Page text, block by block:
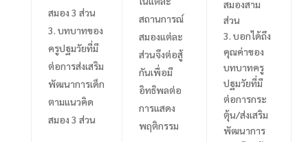
สมอง 3 ส่วน
บทบาทของ
ครูปฐมวัยที่มี
ต่อการส่งเสริม
พัฒนาการเด็ก
ตามแนวคิด
สมอง 3 ส่วน
สถานการณ์
สมองแต่ละ
ส่วนจึงต่อสู้
กันเพื่อมี
อิทธิพลต่อ
การแสดง
พฤติกรรม
สมองสาม
ส่วน
3. บอกได้ถึง
คุณค่าของ
บทบาทครู
ปฐมวัยที่มี
ต่อการกระ
ตุ้น/ส่งเสริม
พัฒนาการ